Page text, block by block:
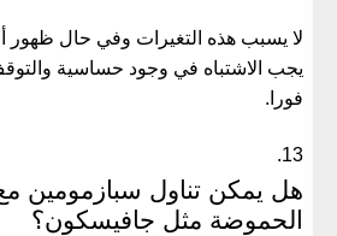
لا يسبب هذه التغيرات وفي حال
يجب الاشتباه في وجود حساسية
فورا.
هل يمكن تناول سبازمومين
الحموضة مثل جافيسكون؟